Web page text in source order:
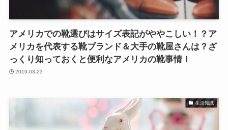
アメリカでの靴選びはサイズ表記がややこしい！？ア
メリカを代表する靴ブランド＆大手の靴屋さんは？ざ
っくり知っておくと便利なアメリカの靴事情！
2019-03-23
生活知識